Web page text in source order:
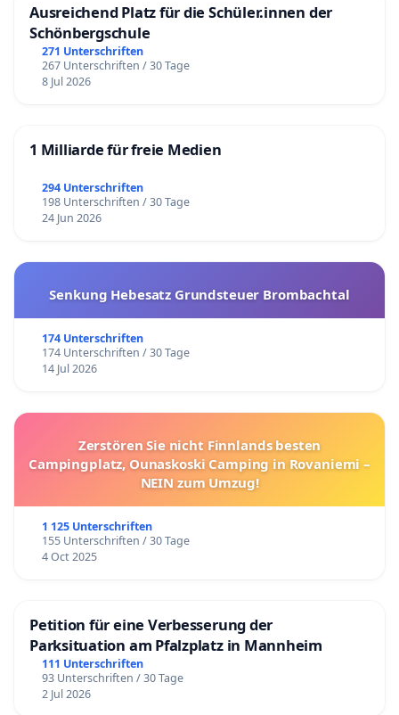
Ausreichend Platz für die Schüler.innen der
Schönbergschule
271 Unterschriften
267 Unterschriften / 30 Tage
8 Jul 2026
1 Milliarde für freie Medien
294 Unterschriften
198 Unterschriften / 30 Tage
24 Jun 2026
Senkung Hebesatz Grundsteuer Brombachtal
174 Unterschriften
174 Unterschriften / 30 Tage
14 Jul 2026
Zerstören Sie nicht Finnlands besten
Campingplatz, Ounaskoski Camping in Rovaniemi –
NEIN zum Umzug!
1 125 Unterschriften
155 Unterschriften / 30 Tage
4 Oct 2025
Petition für eine Verbesserung der
Parksituation am Pfalzplatz in Mannheim
111 Unterschriften
93 Unterschriften / 30 Tage
2 Jul 2026